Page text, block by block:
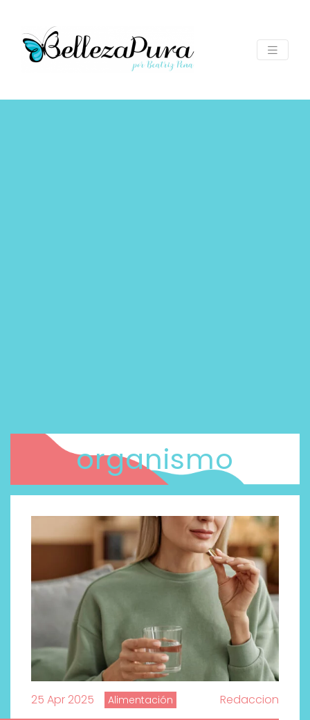
organismo
25 Apr 2025 Alimentación Redaccion